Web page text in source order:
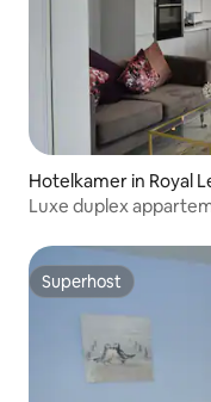
Hotelkamer in Royal
Luxe duplex
Superhost
Superhost